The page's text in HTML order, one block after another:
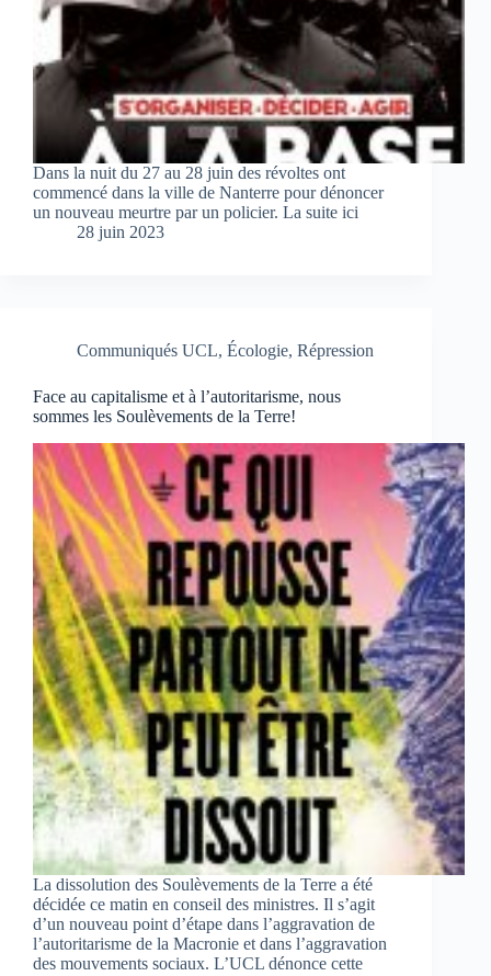
Dans la nuit du 27 au 28 juin des révoltes ont
commencé dans la ville de Nanterre pour dénoncer
un nouveau meurtre par un policier. La suite ici
28 juin 2023
Communiqués UCL, Écologie, Répression
Face au capitalisme et à l’autoritarisme, nous
sommes les Soulèvements de la Terre!
La dissolution des Soulèvements de la Terre a été
décidée ce matin en conseil des ministres. Il s’agit
d’un nouveau point d’étape dans l’aggravation de
l’autoritarisme de la Macronie et dans l’aggravation
des mouvements sociaux. L’UCL dénonce cette